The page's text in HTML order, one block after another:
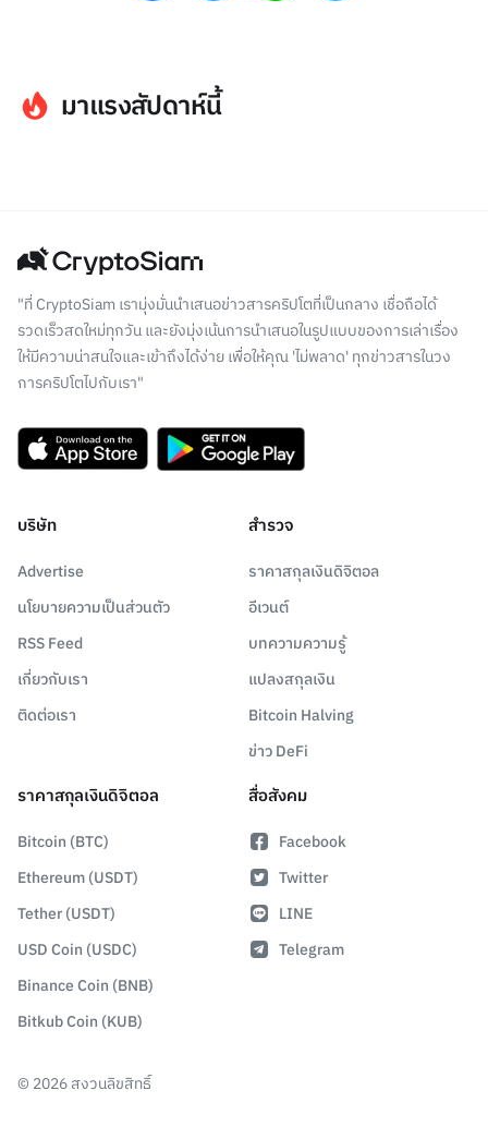
มาแรงสัปดาห์นี้
"ที่ CryptoSiam เรามุ่งมั่นนำเสนอข่าวสารคริปโตที่เป็นกลาง เชื่อถือได้
รวดเร็วสดใหม่ทุกวัน และยังมุ่งเน้นการนำเสนอในรูปแบบของการเล่าเรื่อง
ให้มีความน่าสนใจและเข้าถึงได้ง่าย เพื่อให้คุณ 'ไม่พลาด' ทุกข่าวสารในวง
การคริปโตไปกับเรา"
บริษัท
Advertise
นโยบายความเป็นส่วนตัว
RSS Feed
เกี่ยวกับเรา
ติดต่อเรา
สำรวจ
ราคาสกุลเงินดิจิตอล
อีเวนต์
บทความความรู้
แปลงสกุลเงิน
Bitcoin Halving
ข่าว DeFi
ราคาสกุลเงินดิจิตอล
Bitcoin (BTC)
Ethereum (USDT)
Tether (USDT)
USD Coin (USDC)
Binance Coin (BNB)
Bitkub Coin (KUB)
สื่อสังคม
Facebook
Twitter
LINE
Telegram
© 2026สงวนลิขสิทธิ์